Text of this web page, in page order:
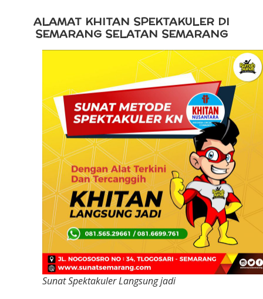
ALAMAT KHITAN SPEKTAKULER DI
SEMARANG SELATAN SEMARANG
Sunat Spektakuler Langsung jadi